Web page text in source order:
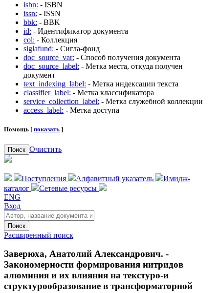
isbn: - ISBN
issn: - ISSN
bbk: - BBK
id: - Идентификатор документа
col: - Коллекция
siglafund: - Сигла-фонд
doc_source_var: - Способ получения документа
doc_source_label: - Метка места, откуда получен
документ
text_indexing_label: - Метка индексации текста
classifier_label: - Метка классификатора
service_collection_label: - Метка служебной коллекции
access_label: - Метка доступа
Помощь [ показать ]
Поиск Очистить
Поступления Алфавитный указатель
Имидж-
каталог
Сетевые ресурсы
ENG
Вход
Поиск
Расширенный поиск
Заверюха, Анатолий Александрович. -
Закономерности формирования нитридов
алюминия и их влияния на текстуро-и
структурообразование в трансформаторной